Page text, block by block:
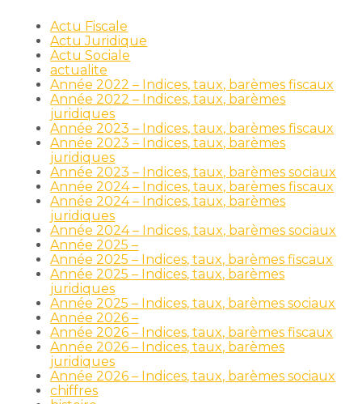
Actu Fiscale
Actu Juridique
Actu Sociale
actualite
Année 2022 – Indices, taux, barèmes fiscaux
Année 2022 – Indices, taux, barèmes
juridiques
Année 2023 – Indices, taux, barèmes fiscaux
Année 2023 – Indices, taux, barèmes
juridiques
Année 2023 – Indices, taux, barèmes sociaux
Année 2024 – Indices, taux, barèmes fiscaux
Année 2024 – Indices, taux, barèmes
juridiques
Année 2024 – Indices, taux, barèmes sociaux
Année 2025 –
Année 2025 – Indices, taux, barèmes fiscaux
Année 2025 – Indices, taux, barèmes
juridiques
Année 2025 – Indices, taux, barèmes sociaux
Année 2026 –
Année 2026 – Indices, taux, barèmes fiscaux
Année 2026 – Indices, taux, barèmes
juridiques
Année 2026 – Indices, taux, barèmes sociaux
chiffres